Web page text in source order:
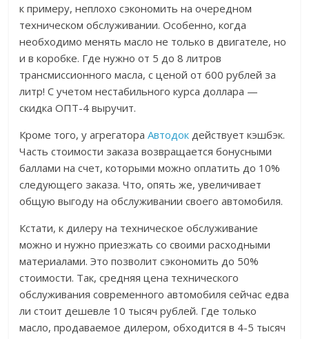
к примеру, неплохо сэкономить на очередном
техническом обслуживании. Особенно, когда
необходимо менять масло не только в двигателе, но
и в коробке. Где нужно от 5 до 8 литров
трансмиссионного масла, с ценой от 600 рублей за
литр! С учетом нестабильного курса доллара —
скидка ОПТ-4 выручит.
Кроме того, у агрегатораАвтодок действует кэшбэк.
Часть стоимости заказа возвращается бонусными
баллами на счет, которыми можно оплатить до 10%
следующего заказа. Что, опять же, увеличивает
общую выгоду на обслуживании своего автомобиля.
Кстати, к дилеру на техническое обслуживание
можно и нужно приезжать со своими расходными
материалами. Это позволит сэкономить до 50%
стоимости. Так, средняя цена технического
обслуживания современного автомобиля сейчас едва
ли стоит дешевле 10 тысяч рублей. Где только
масло, продаваемое дилером, обходится в 4-5 тысяч